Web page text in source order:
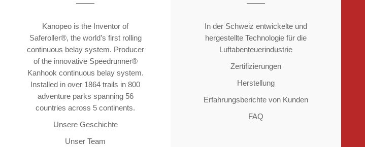
Kanopeo is the Inventor of
Saferoller®, the world’s first rolling
continuous belay system. Producer
of the innovative Speedrunner®
Kanhook continuous belay system.
Installed in over 1864 trails in 800
adventure parks spanning 56
countries across 5 continents.
Unsere Geschichte
Unser Team
In der Schweiz entwickelte und
hergestellte Technologie für die
Luftabenteuerindustrie
Zertifizierungen
Herstellung
Erfahrungsberichte von Kunden
FAQ